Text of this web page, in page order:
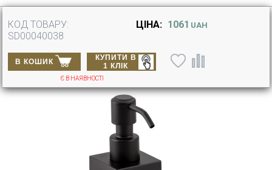
КОД ТОВАРУ:
SD00040038
ЦІНА: 1061 UAH
В КОШИК
КУПИТИ В
1 КЛІК
Є В НАЯВНОСТІ